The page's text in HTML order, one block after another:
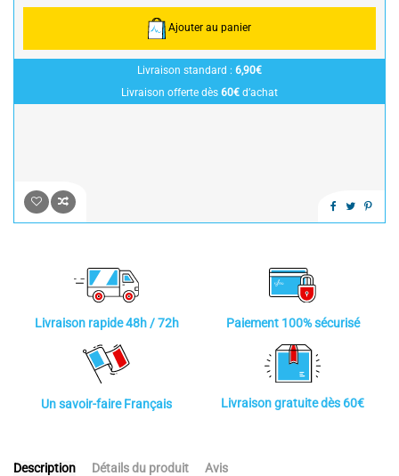
Ajouter au panier
Livraison standard : 6,90€
Livraison offerte dès 60€ d’achat
Livraison rapide 48h / 72h Paiement 100% sécurisé
Un savoir-faire Français Livraison gratuite dès 60€
Description Détails du produit Avis